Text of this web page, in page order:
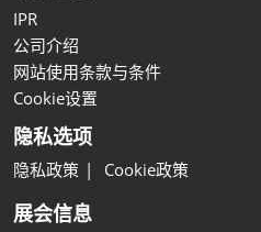
IPR
公司介绍
网站使用条款与条件
Cookie设置
隐私选项
隐私政策 Cookie政策
展会信息